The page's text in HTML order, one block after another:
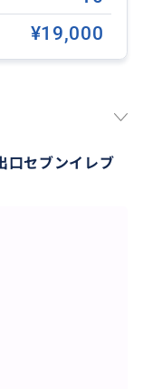
¥19,000
口セブンイレブ